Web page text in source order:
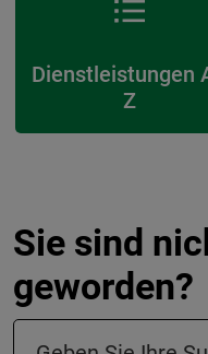
Dienstleistungen
Z
Sie sind
geworden?
Suchfeld in der